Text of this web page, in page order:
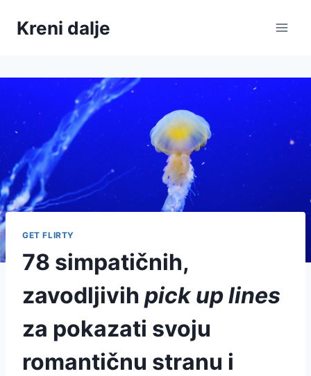
Kreni dalje
GET FLIRTY
78 simpatičnih,
zavodljivih pick up lines
za pokazati svoju
romantičnu stranu i